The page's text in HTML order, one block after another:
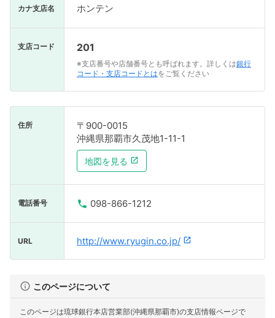
カナ支店名 ホンテン
支店コード 201
※支店番号や店舗番号とも呼ばれます。詳しくは銀行
コード・支店コードとはをご覧ください
住所
〒900-0015
沖縄県那覇市久茂地1-11-1
地図を見る
電話番号 098-866-1212
URL http://www.ryugin.co.jp/
このページについて
このページは琉球銀行本店営業部(沖縄県那覇市)の支店情報ページで